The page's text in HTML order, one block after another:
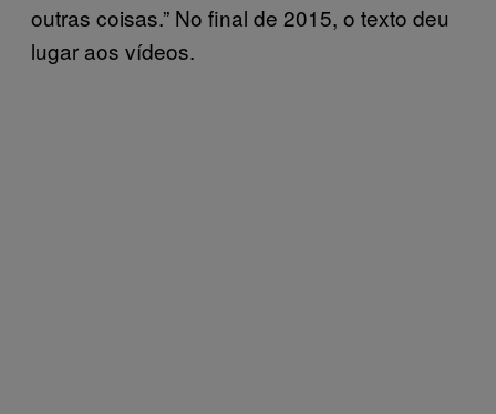
outras coisas.” No final de 2015, o texto deu
lugar aos vídeos.